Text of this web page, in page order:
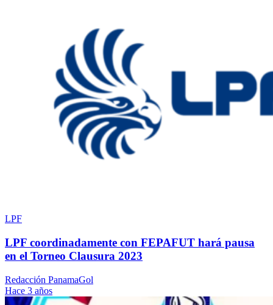
LPF
LPF coordinadamente con FEPAFUT hará pausa
en el Torneo Clausura 2023
Redacción PanamaGol
Hace 3 años